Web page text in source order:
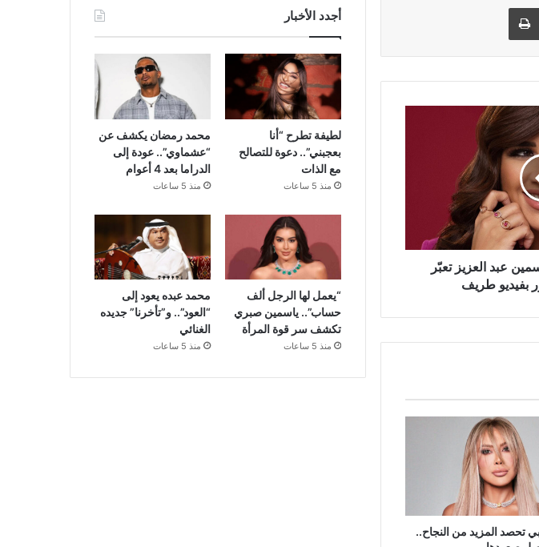
البريد طباعة
عبد العزيز تعبّر
بفيديو طريف
تحصد المزيد من النجاح..
أجدد الأخبار
لطيفة تطرح “أنا
بعجبني”.. دعوة للتصالح
مع الذات
منذ 5 ساعات
محمد رمضان يكشف عن
“عشماوي”.. عودة إلى
الدراما بعد 4 أعوام
منذ 5 ساعات
“يعمل لها الرجل ألف
حساب”.. ياسمين صبري
تكشف سر قوة المرأة
منذ 5 ساعات
محمد عبده يعود إلى
“العود”.. و”تأخرنا” جديده
الغنائي
منذ 5 ساعات